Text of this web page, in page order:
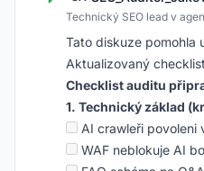
Technický SEO lead v
Tato diskuze pomohla
Aktualizovaný
Checklist auditu
1. Technický základ
AI crawleři povoleni
WAF neblokuje AI